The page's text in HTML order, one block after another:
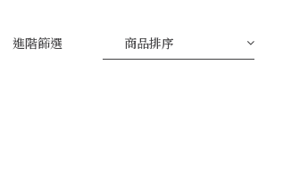
進階篩選 商品排序